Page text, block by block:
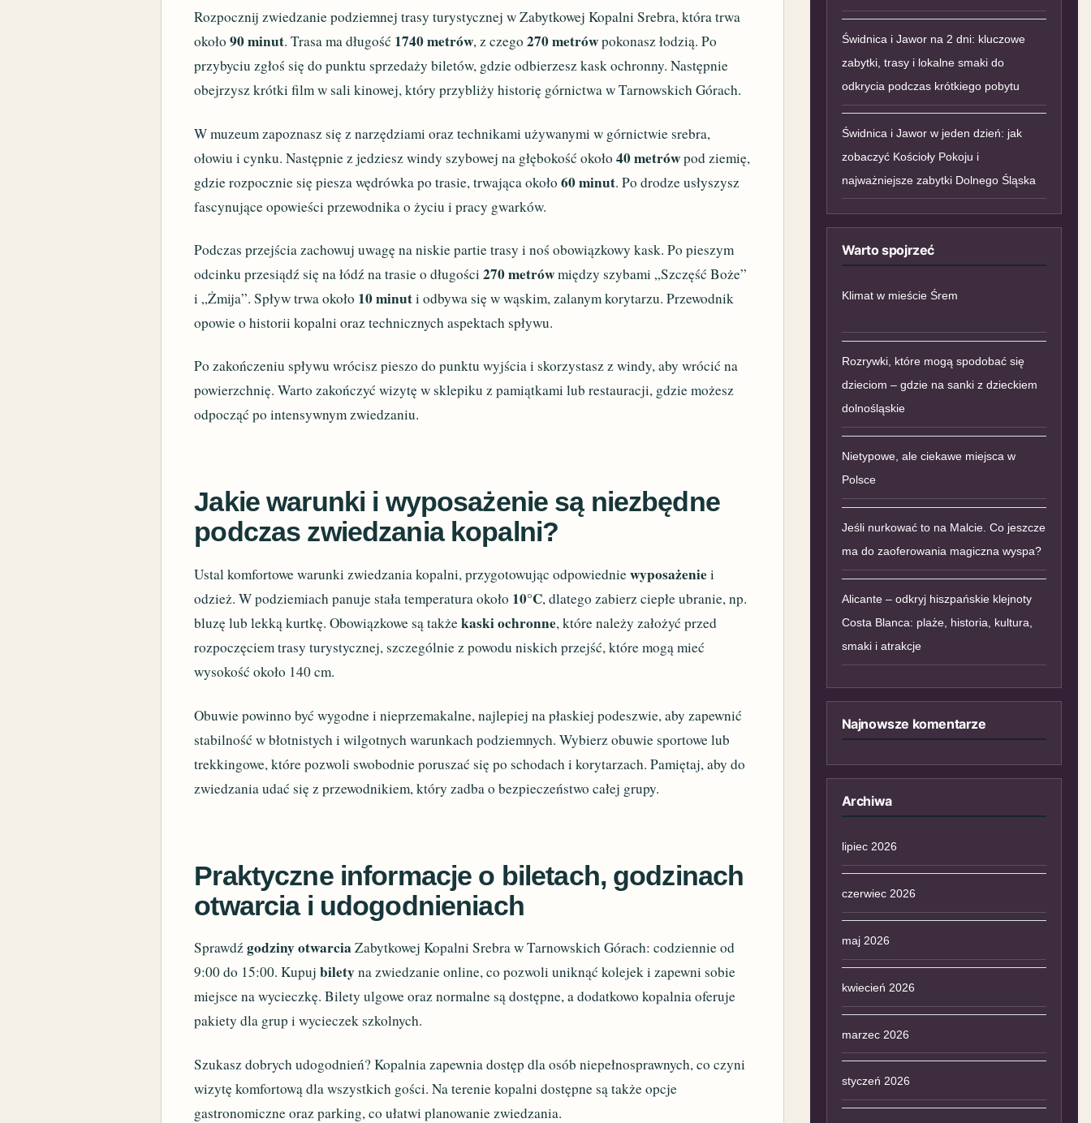
Rozpocznij zwiedzanie podziemnej trasy turystycznej w Zabytkowej Kopalni Srebra, która trwa
około90 minut. Trasa ma długość 1740 metrów, z czego270 metrówpokonasz łodzią. Po
przybyciu zgłoś się do punktu sprzedaży biletów, gdzie odbierzesz kask ochronny. Następnie
obejrzysz krótki film w sali kinowej, który przybliży historię górnictwa w Tarnowskich Górach.
W muzeum zapoznasz się z narzędziami oraz technikami używanymi w górnictwie srebra,
ołowiu i cynku. Następnie z jedziesz windy szybowej na głębokość około40 metrówpod ziemię,
gdzie rozpocznie się piesza wędrówka po trasie, trwająca około60 minut. Po drodze usłyszysz
fascynujące opowieści przewodnika o życiu i pracy gwarków.
Podczas przejścia zachowuj uwagę na niskie partie trasy i noś obowiązkowy kask. Po pieszym
odcinku przesiądź się na łódź na trasie o długości270 metrówmiędzy szybami „Szczęść Boże”
i „Żmija”. Spływ trwa około 10 minuti odbywa się w wąskim, zalanym korytarzu. Przewodnik
opowie o historii kopalni oraz technicznych aspektach spływu.
Po zakończeniu spływu wrócisz pieszo do punktu wyjścia i skorzystasz z windy, aby wrócić na
powierzchnię. Warto zakończyć wizytę w sklepiku z pamiątkami lub restauracji, gdzie możesz
odpocząć po intensywnym zwiedzaniu.
Jakie warunki i wyposażenie są niezbędne
podczas zwiedzania kopalni?
Ustal komfortowe warunki zwiedzania kopalni, przygotowując odpowiedniewyposażeniei
odzież. W podziemiach panuje stała temperatura około 10°C, dlatego zabierz ciepłe ubranie, np.
bluzę lub lekką kurtkę. Obowiązkowe są takżekaski ochronne, które należy założyć przed
rozpoczęciem trasy turystycznej, szczególnie z powodu niskich przejść, które mogą mieć
wysokość około 140 cm.
Obuwie powinno być wygodne i nieprzemakalne, najlepiej na płaskiej podeszwie, aby zapewnić
stabilność w błotnistych i wilgotnych warunkach podziemnych. Wybierz obuwie sportowe lub
trekkingowe, które pozwoli swobodnie poruszać się po schodach i korytarzach. Pamiętaj, aby do
zwiedzania udać się z przewodnikiem, który zadba o bezpieczeństwo całej grupy.
Praktyczne informacje o biletach, godzinach
otwarcia i udogodnieniach
Sprawdźgodziny otwarcia Zabytkowej Kopalni Srebra w Tarnowskich Górach: codziennie od
9:00 do 15:00. Kupujbiletyna zwiedzanie online, co pozwoli uniknąć kolejek i zapewni sobie
miejsce na wycieczkę. Bilety ulgowe oraz normalne są dostępne, a dodatkowo kopalnia oferuje
pakiety dla grup i wycieczek szkolnych.
Szukasz dobrych udogodnień? Kopalnia zapewnia dostęp dla osób niepełnosprawnych, co czyni
wizytę komfortową dla wszystkich gości. Na terenie kopalni dostępne są także opcje
gastronomiczne oraz parking, co ułatwi planowanie zwiedzania.
Świdnica i Jawor na 2 dni: kluczowe
zabytki, trasy i lokalne smaki do
odkrycia podczas krótkiego pobytu
Świdnica i Jawor w jeden dzień: jak
zobaczyć Kościoły Pokoju i
najważniejsze zabytki Dolnego Śląska
Warto spojrzeć
Klimat w mieście Śrem
Rozrywki, które mogą spodobać się
dzieciom – gdzie na sanki z dzieckiem
dolnośląskie
Nietypowe, ale ciekawe miejsca w
Polsce
Jeśli nurkować to na Malcie. Co jeszcze
ma do zaoferowania magiczna wyspa?
Alicante – odkryj hiszpańskie klejnoty
Costa Blanca: plaże, historia, kultura,
smaki i atrakcje
Najnowsze komentarze
Archiwa
lipiec 2026
czerwiec 2026
maj 2026
kwiecień 2026
marzec 2026
styczeń 2026